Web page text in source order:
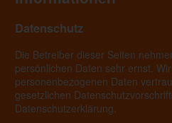
Datenschutz
Die Betreiber dieser Seiten
persönlichen Daten sehr ernst.
personenbezogenen Daten
gesetzlichen
Datenschutzerklärung.